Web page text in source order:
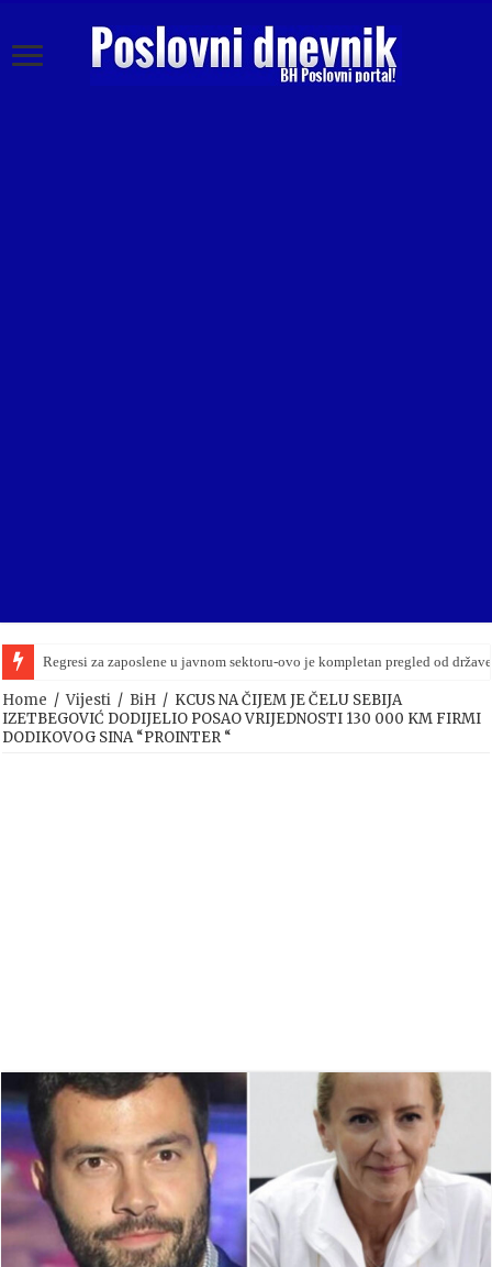
Regresi za zaposlene u javnom sektoru-ovo je kompletan pregled od
Home / Vijesti / BiH / KCUS NA ČIJEM JE ČELU SEBIJA
IZETBEGOVIĆ DODIJELIO POSAO VRIJEDNOSTI 130 000 KM FIRMI
DODIKOVOG SINA “PROINTER “